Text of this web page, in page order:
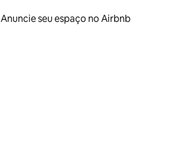
Anuncie seu espaço no Airbnb